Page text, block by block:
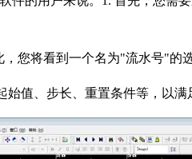
您将看到一个名为"流水号"的选
值、步长、重置条件等，以满